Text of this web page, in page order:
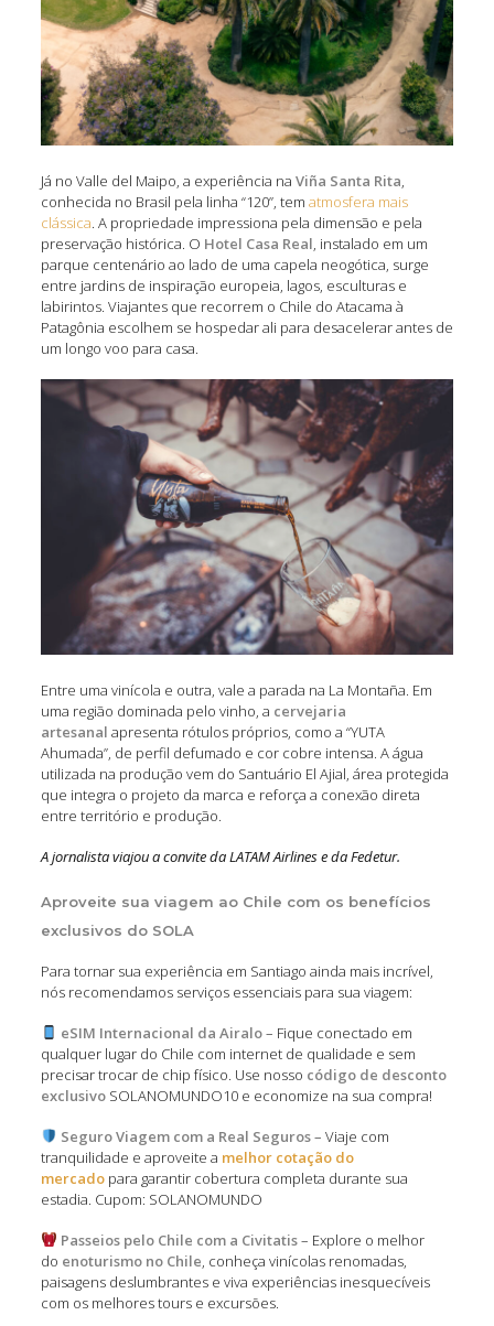
Já no Valle del Maipo, a experiência na Viña Santa Rita,
conhecida no Brasil pela linha “120”, tem atmosfera mais
clássica. A propriedade impressiona pela dimensão e pela
preservação histórica. O Hotel Casa Real, instalado em um
parque centenário ao lado de uma capela neogótica, surge
entre jardins de inspiração europeia, lagos, esculturas e
labirintos. Viajantes que recorrem o Chile do Atacama à
Patagônia escolhem se hospedar ali para desacelerar antes de
um longo voo para casa.
Entre uma vinícola e outra, vale a parada na La Montaña. Em
uma região dominada pelo vinho, a cervejaria
artesanal apresenta rótulos próprios, como a “YUTA
Ahumada”, de perfil defumado e cor cobre intensa. A água
utilizada na produção vem do Santuário El Ajial, área protegida
que integra o projeto da marca e reforça a conexão direta
entre território e produção.
A jornalista viajou a convite da LATAM Airlines e da Fedetur.
Aproveite sua viagem ao Chile com os benefícios
exclusivos do SOLA
Para tornar sua experiência em Santiago ainda mais incrível,
nós recomendamos serviços essenciais para sua viagem:
eSIM Internacional da Airalo– Fique conectado em
qualquer lugar do Chile com internet de qualidade e sem
precisar trocar de chip físico. Use nosso código de desconto
exclusivoSOLANOMUNDO10 e economize na sua compra!
Seguro Viagem com a Real Seguros– Viaje com
tranquilidade e aproveite a melhor cotação do
mercadopara garantir cobertura completa durante sua
estadia. Cupom: SOLANOMUNDO
Passeios pelo Chile com a Civitatis– Explore o melhor
do enoturismo no Chile , conheça vinícolas renomadas,
paisagens deslumbrantes e viva experiências inesquecíveis
com os melhores tours e excursões.